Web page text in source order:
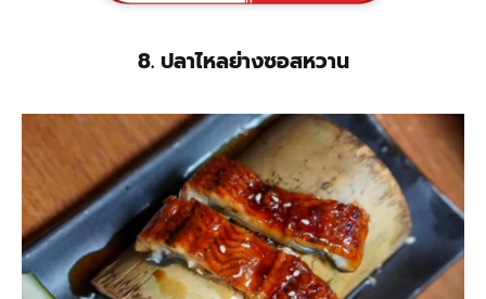
8. ปลาไหลย่างซอสหวาน